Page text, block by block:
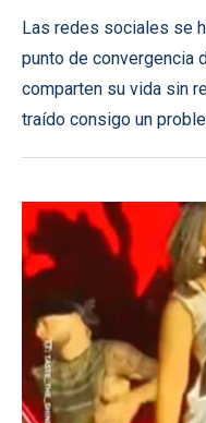
Las redes sociales se
punto de convergencia
comparten su vida sin
traído consigo un